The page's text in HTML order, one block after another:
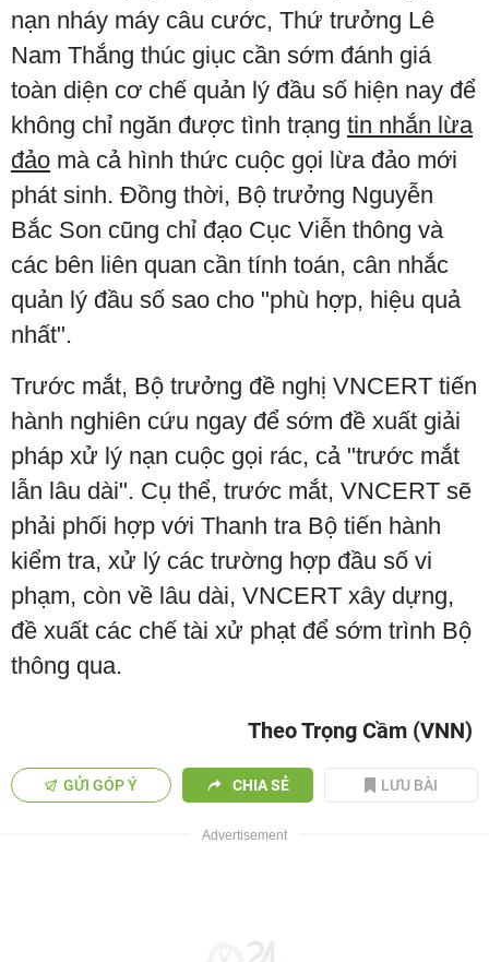
nạn nháy máy câu cước, Thứ trưởng Lê
Nam Thắng thúc giục cần sớm đánh giá
toàn diện cơ chế quản lý đầu số hiện nay để
không chỉ ngăn được tình trạng tin nhắn lừa
đảo mà cả hình thức cuộc gọi lừa đảo mới
phát sinh. Đồng thời, Bộ trưởng Nguyễn
Bắc Son cũng chỉ đạo Cục Viễn thông và
các bên liên quan cần tính toán, cân nhắc
quản lý đầu số sao cho "phù hợp, hiệu quả
nhất".
Trước mắt, Bộ trưởng đề nghị VNCERT tiến
hành nghiên cứu ngay để sớm đề xuất giải
pháp xử lý nạn cuộc gọi rác, cả "trước mắt
lẫn lâu dài". Cụ thể, trước mắt, VNCERT sẽ
phải phối hợp với Thanh tra Bộ tiến hành
kiểm tra, xử lý các trường hợp đầu số vi
phạm, còn về lâu dài, VNCERT xây dựng,
đề xuất các chế tài xử phạt để sớm trình Bộ
thông qua.
Theo Trọng Cầm (VNN)
GỬI GÓP Ý CHIA SẺ LƯU BÀI